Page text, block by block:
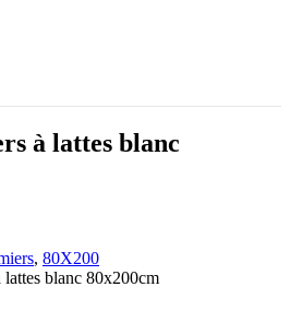
à lattes blanc
, 80X200
blanc 80x200cm